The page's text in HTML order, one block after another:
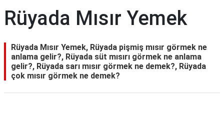
Rüyada Mısır Yemek
Rüyada Mısır Yemek, Rüyada pişmiş mısır görmek ne
anlama gelir?, Rüyada süt mısırı görmek ne anlama
gelir?, Rüyada sarı mısır görmek ne demek?, Rüyada
çok mısır görmek ne demek?